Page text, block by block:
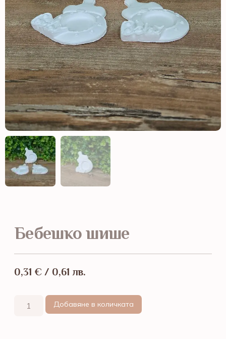
Бебешко шише
0,31 € / 0,61 лв.
Добавяне в количката